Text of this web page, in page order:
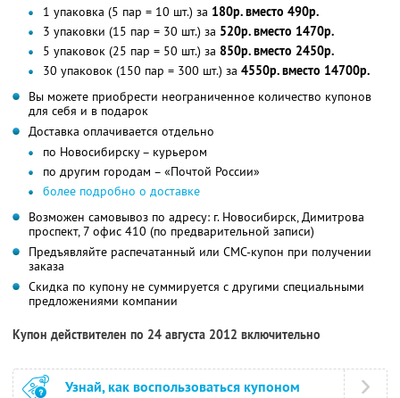
1 упаковка (5 пар = 10 шт.) за 180р. вместо 490р.
3 упаковки (15 пар = 30 шт.) за 520р. вместо 1470р.
5 упаковок (25 пар = 50 шт.) за 850р. вместо 2450р.
30 упаковок (150 пар = 300 шт.) за 4550р. вместо 14700р.
Вы можете приобрести неограниченное количество купонов
для себя и в подарок
Доставка оплачивается отдельно
по Новосибирску – курьером
по другим городам – «Почтой России»
более подробно о доставке
Возможен самовывоз по адресу: г. Новосибирск, Димитрова
проспект, 7 офис 410 (по предварительной записи)
Предъявляйте распечатанный или СМС-купон при получении
заказа
Скидка по купону не суммируется с другими специальными
предложениями компании
Купон действителен по 24 августа 2012 включительно
Узнай, как воспользоваться купоном